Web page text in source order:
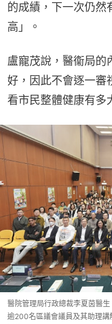
的成績，下一次仍然
高」。
盧寵茂說，醫衞局的
好，因此不會逐一審
看市民整體健康有多
醫院管理局行政總裁李夏茵醫
逾200名區議會議員及其助理講